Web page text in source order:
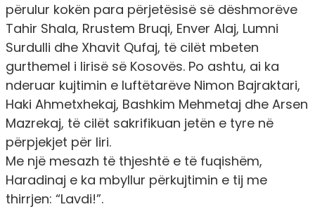
përulur kokën para përjetësisë së dëshmorëve
Tahir Shala, Rrustem Bruqi, Enver Alaj, Lumni
Surdulli dhe Xhavit Qufaj, të cilët mbeten
gurthemel i lirisë së Kosovës. Po ashtu, ai ka
nderuar kujtimin e luftëtarëve Nimon Bajraktari,
Haki Ahmetxhekaj, Bashkim Mehmetaj dhe Arsen
Mazrekaj, të cilët sakrifikuan jetën e tyre në
përpjekjet për liri.
Me një mesazh të thjeshtë e të fuqishëm,
Haradinaj e ka mbyllur përkujtimin e tij me
thirrjen: “Lavdi!”.